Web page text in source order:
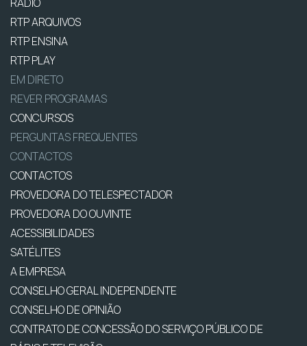
RTP ARQUIVOS
RTP ENSINA
RTP PLAY
EM DIRETO
REVER PROGRAMAS
CONCURSOS
PERGUNTAS FREQUENTES
CONTACTOS
CONTACTOS
PROVEDORA DO TELESPECTADOR
PROVEDORA DO OUVINTE
ACESSIBILIDADES
SATÉLITES
A EMPRESA
CONSELHO GERAL INDEPENDENTE
CONSELHO DE OPINIÃO
CONTRATO DE CONCESSÃO DO SERVIÇO PÚBLICO DE